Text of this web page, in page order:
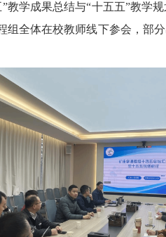
教学成果总结与“十五五”教学
组全体在校教师线下参会，部